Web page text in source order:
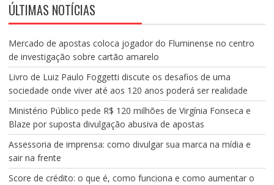
ÚLTIMAS NOTÍCIAS
Mercado de apostas coloca jogador do Fluminense no centro
de investigação sobre cartão amarelo
Livro de Luiz Paulo Foggetti discute os desafios de uma
sociedade onde viver até aos 120 anos poderá ser realidade
Ministério Público pede R$ 120 milhões de Virgínia Fonseca e
Blaze por suposta divulgação abusiva de apostas
Assessoria de imprensa: como divulgar sua marca na mídia e
sair na frente
Score de crédito: o que é, como funciona e como aumentar o